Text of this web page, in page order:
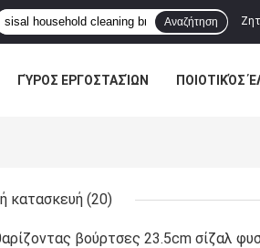
Αναζήτηση
ΓΎΡΟΣ ΕΡΓΟΣΤΑΣΊΩΝ ΠΟΙΟΤΙΚΌΣ
κατασκευή (20)
βούρτσες 23.5cm σίζαλ